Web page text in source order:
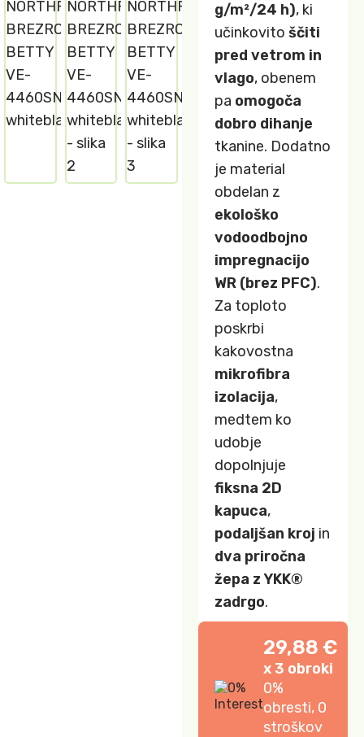
g/m²/24 h), ki
učinkovito ščiti
pred vetrom in
vlago, obenem
pa omogoča
dobro dihanje
tkanine. Dodatno
je material
obdelan z
ekološko
vodoodbojno
impregnacijo
WR (brez PFC).
Za toploto
poskrbi
kakovostna
mikrofibra
izolacija,
medtem ko
udobje
dopolnjuje
fiksna 2D
kapuca,
podaljšan kroj in
dva priročna
žepa z YKK®
zadrgo.
29,88 €
x 3 obroki
0%
obresti, 0
stroškov